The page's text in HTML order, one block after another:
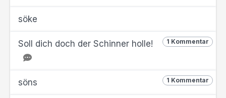
söke
1 Kommentar
Soll dich doch der Schinner holle!
1 Kommentar
söns